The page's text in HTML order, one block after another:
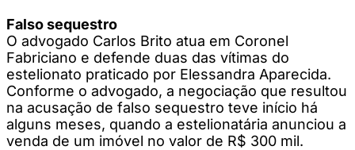
Falso sequestro
O advogado Carlos Brito atua em Coronel
Fabriciano e defende duas das vítimas do
estelionato praticado por Elessandra Aparecida.
Conforme o advogado, a negociação que resultou
na acusação de falso sequestro teve início há
alguns meses, quando a estelionatária anunciou a
venda de um imóvel no valor de R$ 300 mil.